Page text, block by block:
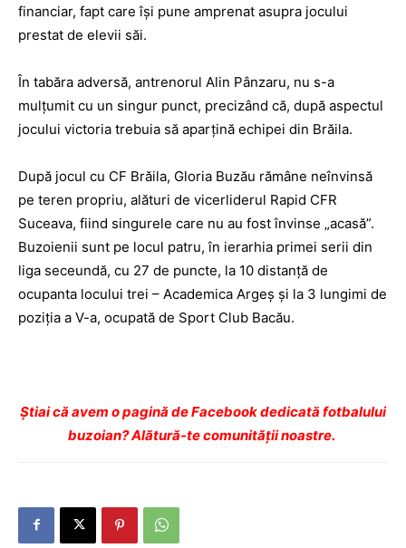
financiar, fapt care îşi pune amprenat asupra jocului
prestat de elevii săi.
În tabăra adversă, antrenorul Alin Pânzaru, nu s-a
mulţumit cu un singur punct, precizând că, după aspectul
jocului victoria trebuia să aparţină echipei din Brăila.
După jocul cu CF Brăila, Gloria Buzău rămâne neînvinsă
pe teren propriu, alături de vicerliderul Rapid CFR
Suceava, fiind singurele care nu au fost învinse „acasă”.
Buzoienii sunt pe locul patru, în ierarhia primei serii din
liga seceundă, cu 27 de puncte, la 10 distanţă de
ocupanta locului trei – Academica Argeş şi la 3 lungimi de
poziţia a V-a, ocupată de Sport Club Bacău.
Ştiai că avem o pagină de Facebook dedicată fotbalului
buzoian? Alătură-te comunității noastre.